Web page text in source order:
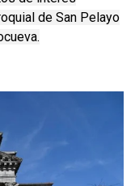
de San Pelayo